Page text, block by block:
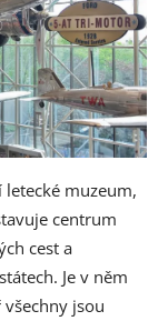
muzeum,
centrum
cest a
Je v něm
jsou